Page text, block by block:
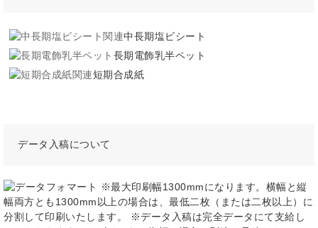
中長期塩ビシート
長期電飾乳半ペット
短期合成紙
データ入稿について
※最大印刷幅1300mmになります。横幅と縦
幅両方とも1300mm以上の場合は、最低二枚（または二枚以上）に
分割して印刷いたします。 ※データ入稿は完全データにて支給し